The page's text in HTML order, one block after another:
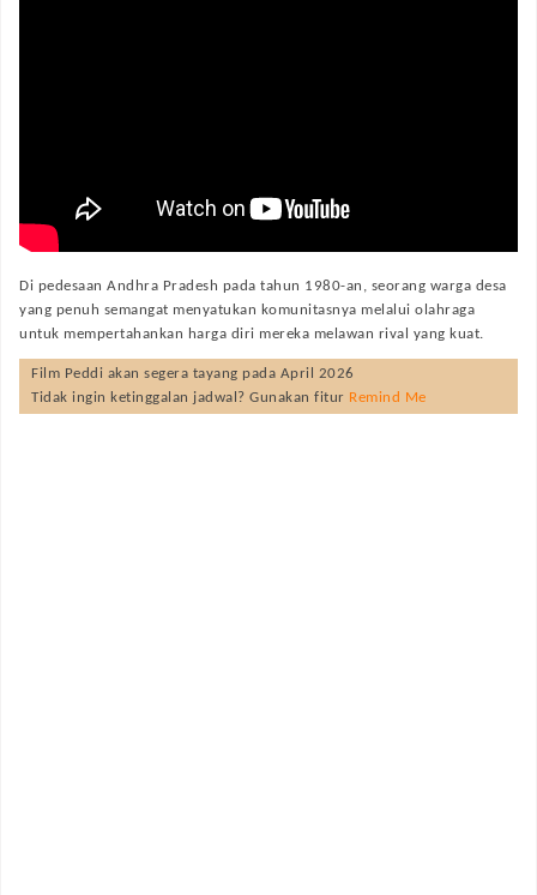
Di pedesaan Andhra Pradesh pada tahun 1980-an, seorang warga desa
yang penuh semangat menyatukan komunitasnya melalui olahraga
untuk mempertahankan harga diri mereka melawan rival yang kuat.
Film Peddi akan segera tayang pada April 2026
Tidak ingin ketinggalan jadwal? Gunakan fitur Remind Me